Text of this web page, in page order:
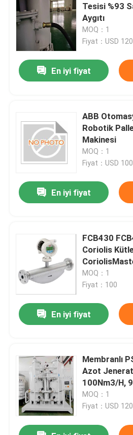
Ana sayfa
Ürünler
VİDEOLAR
Tesisi %93
Aygıtı
MOQ：1
Fiyat：USD
En iyi fiyat
ABB
Robotik
Makinesi
MOQ：1
Fiyat：USD
En iyi fiyat
FCB430
Coriolis
MOQ：1
Fiyat：100
En iyi fiyat
Membranlı
Azot
100Nm3/H,
MOQ：1
Fiyat：USD